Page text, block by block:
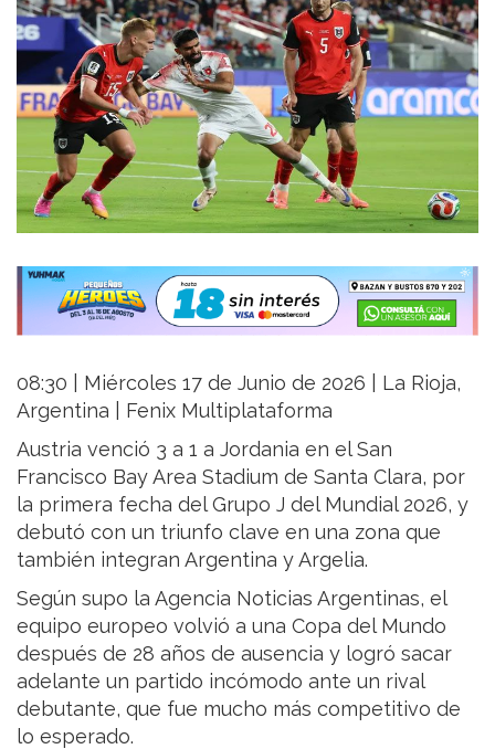
08:30 | Miércoles 17 de Junio de 2026 | La Rioja,
Argentina | Fenix Multiplataforma
Austria venció 3 a 1 a Jordania en el San
Francisco Bay Area Stadium de Santa Clara, por
la primera fecha del Grupo J del Mundial 2026, y
debutó con un triunfo clave en una zona que
también integran Argentina y Argelia.
Según supo la Agencia Noticias Argentinas, el
equipo europeo volvió a una Copa del Mundo
después de 28 años de ausencia y logró sacar
adelante un partido incómodo ante un rival
debutante, que fue mucho más competitivo de
lo esperado.